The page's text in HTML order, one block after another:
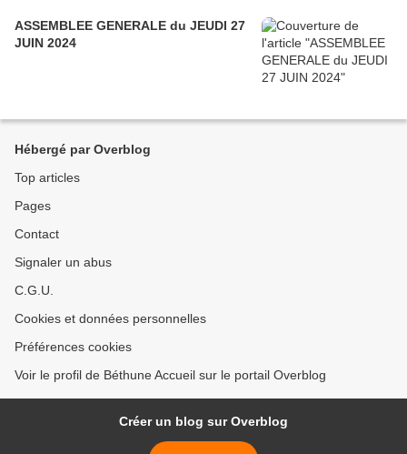
ASSEMBLEE GENERALE du JEUDI 27
JUIN 2024
Hébergé par Overblog
Top articles
Pages
Contact
Signaler un abus
C.G.U.
Cookies et données personnelles
Préférences cookies
Voir le profil de Béthune Accueil sur le portail Overblog
Créer un blog sur Overblog